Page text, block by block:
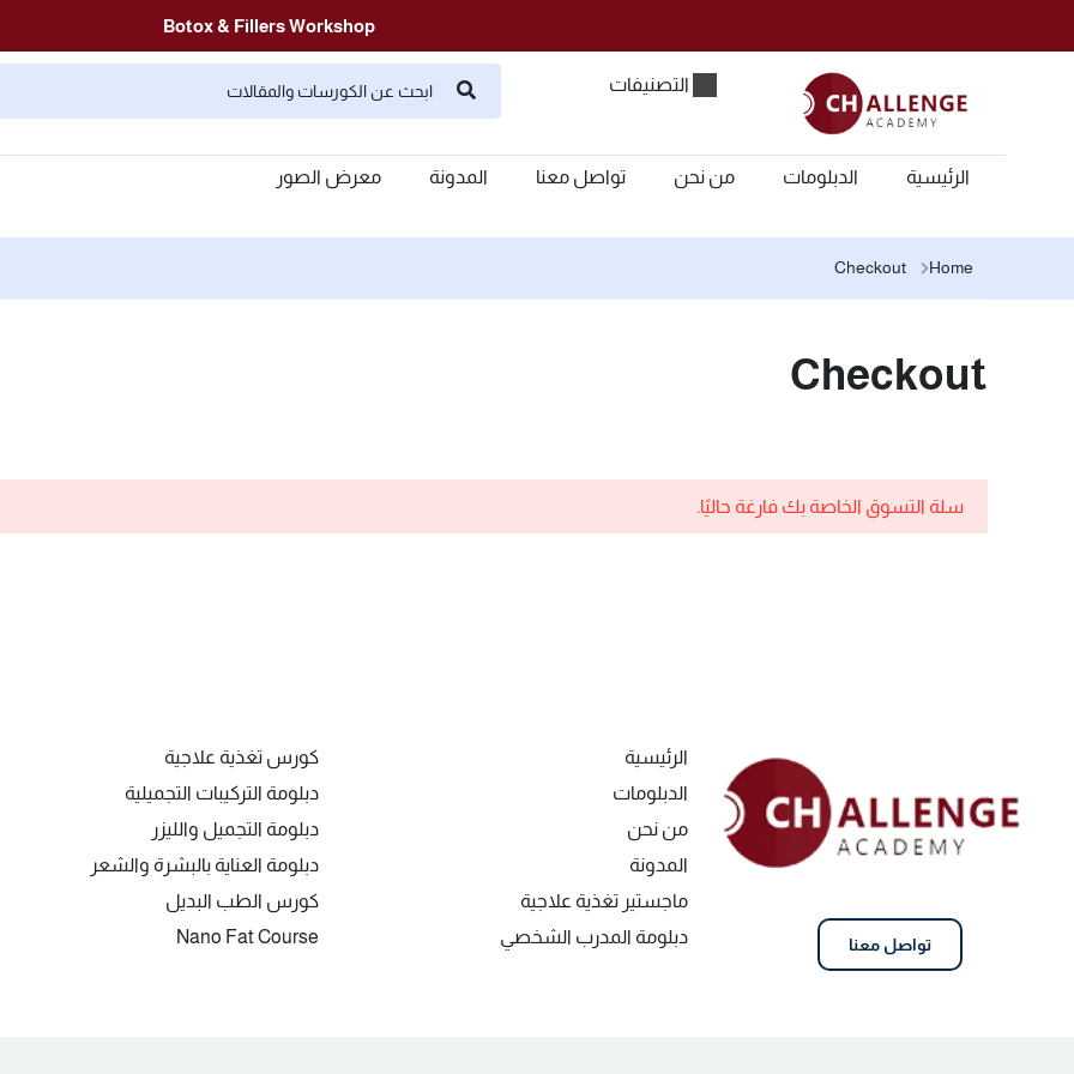
Botox & Fillers Workshop
التصنيفات
الرئيسية الدبلومات من نحن تواصل معنا المدونة معرض الصور
Home
Checkout
Checkout
سلة التسوق الخاصة بك فارغة حاليًا.
تواصل معنا
الرئيسية
الدبلومات
من نحن
المدونة
ماجستير تغذية علاجية
دبلومة المدرب الشخصي
كورس تغذية علاجية
دبلومة التركيبات التجميلية
دبلومة التجميل والليزر
دبلومة العناية بالبشرة والشعر
كورس الطب البديل
Nano Fat Course